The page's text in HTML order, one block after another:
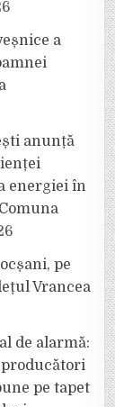
a
anunță
energiei în
pe
Vrancea
de alarmă:
pe tapet